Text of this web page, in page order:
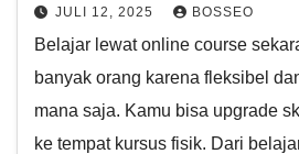
JULI 12, 2025 BOSSEO
Belajar lewat online course
banyak orang karena fleksibel
mana saja. Kamu bisa upgrade
ke tempat kursus fisik. Dari